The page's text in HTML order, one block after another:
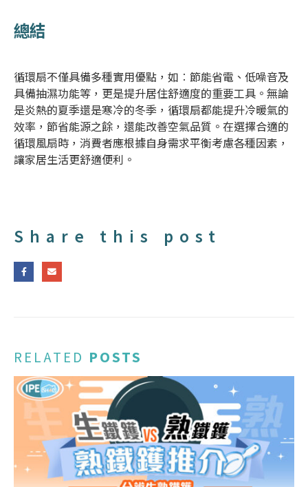
總結
循環扇不僅具備多種實用優點，如︰節能省電、低噪音及
具備抽濕功能等，更是提升居住舒適度的重要工具。無論
是炎熱的夏季還是寒冷的冬季， 循環扇都能提升冷暖氣的
效率，節省能源之餘，還能改善空氣品質。在選擇合適的
循環風扇時，消費者應根據自身需求平衡考慮各種因素，
讓家居生活更舒適便利。
Share this post
RELATED POSTS